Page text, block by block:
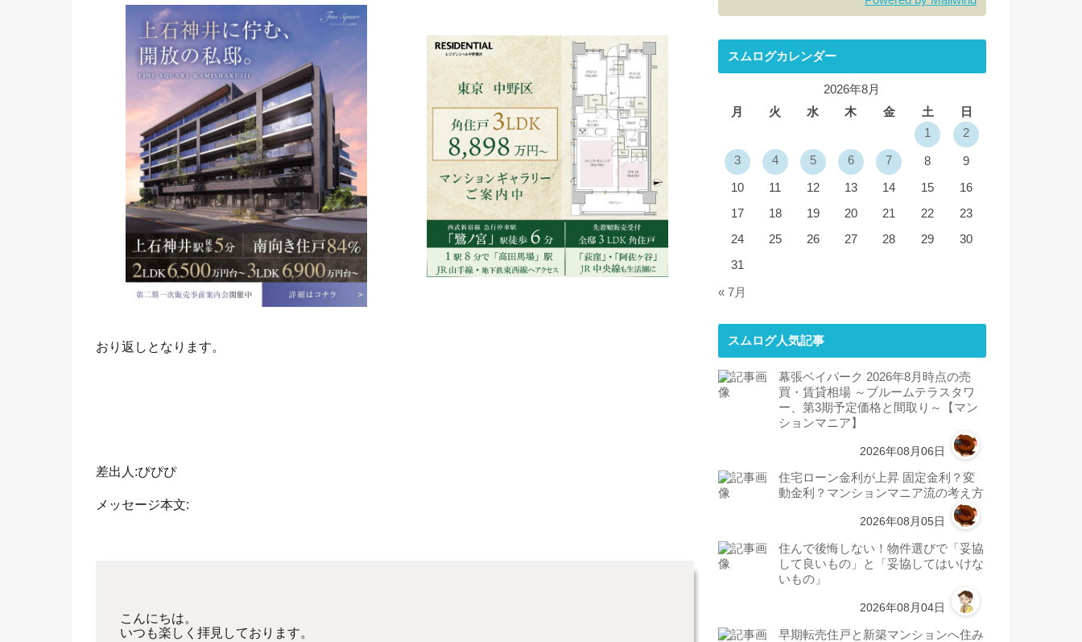
おり返しとなります。
差出人:ぴぴぴ
メッセージ本文:
こんにちは。
いつも楽しく拝見しております。
スムログカレンダー
2026年8月
月
火 水 木 金 土
日
1
2
3 4 5 6 7 8 9
10 11 12 13 14 15
16
17
18 19 20 21 22
23
24
25 26 27 28 29
30
31
« 7月
スムログ人気記事
幕張ベイパーク 2026年8月時点の売
買・賃貸相場 ～ブルームテラスタワ
ー、第3期予定価格と間取り～【マン
ションマニア】
2026年08月06日
住宅ローン金利が上昇 固定金利？変
動金利？マンションマニア流の考え方
2026年08月05日
住んで後悔しない！物件選びで「妥協
して良いもの」と「妥協してはいけな
いもの」
2026年08月04日
早期転売住戸と新築マンションへ住み